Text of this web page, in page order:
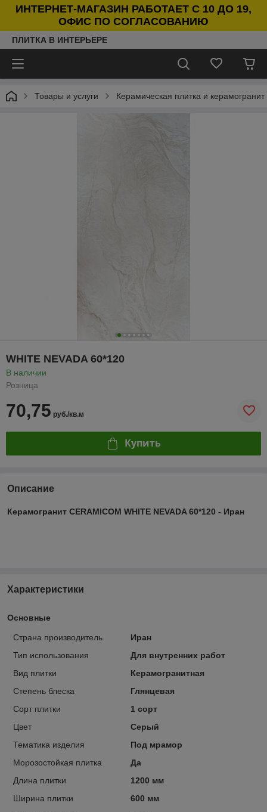
ИНТЕРНЕТ-МАГАЗИН РАБОТАЕТ С 10 ДО 19,
ОФИС ПО СОГЛАСОВАНИЮ
ПЛИТКА В ИНТЕРЬЕРЕ
Товары и услуги Керамическая плитка и
WHITE NEVADA 60*120
В наличии
Розница
70,75 руб./кв.м
Купить
Описание
Керамогранит CERAMICOM WHITE NEVADA 60*120 - Иран
Характеристики
Основные
Страна производитель
Иран
Тип использования
Для внутренних работ
Вид плитки
Керамогранитная
Степень блеска
Глянцевая
Сорт плитки
1 сорт
Цвет
Серый
Тематика изделия
Под мрамор
Морозостойкая плитка
Да
Длина плитки
1200 мм
Ширина плитки
600 мм